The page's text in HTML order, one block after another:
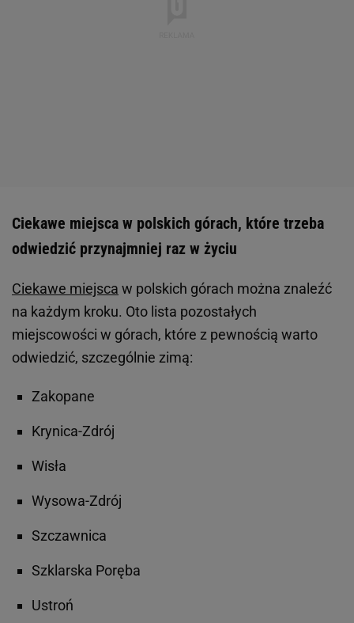
Ciekawe miejsca w polskich górach, które trzeba
odwiedzić przynajmniej raz w życiu
Ciekawe miejsca w polskich górach można znaleźć
na każdym kroku. Oto lista pozostałych
miejscowości w górach, które z pewnością warto
odwiedzić, szczególnie zimą:
Zakopane
Krynica-Zdrój
Wisła
Wysowa-Zdrój
Szczawnica
Szklarska Poręba
Ustroń